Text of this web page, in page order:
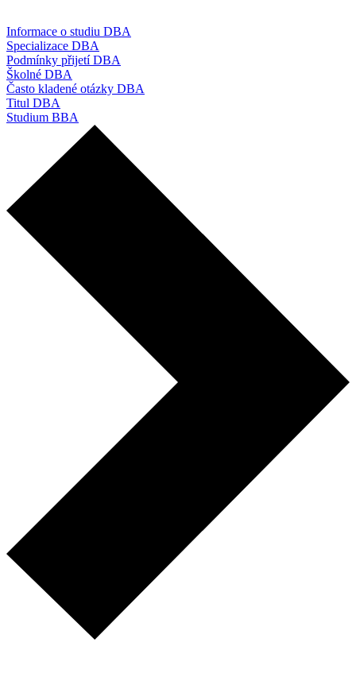
Informace o studiu DBA
Specializace DBA
Podmínky přijetí DBA
Školné DBA
Často kladené otázky DBA
Titul DBA
Studium BBA